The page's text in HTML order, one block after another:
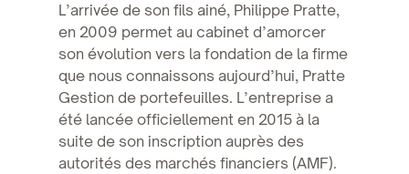
L’arrivée de son fils ainé, Philippe Pratte,
en 2009 permet au cabinet d’amorcer
son évolution vers la fondation de la firme
que nous connaissons aujourd’hui, Pratte
Gestion de portefeuilles. L’entreprise a
été lancée officiellement en 2015 à la
suite de son inscription auprès des
autorités des marchés financiers (AMF).